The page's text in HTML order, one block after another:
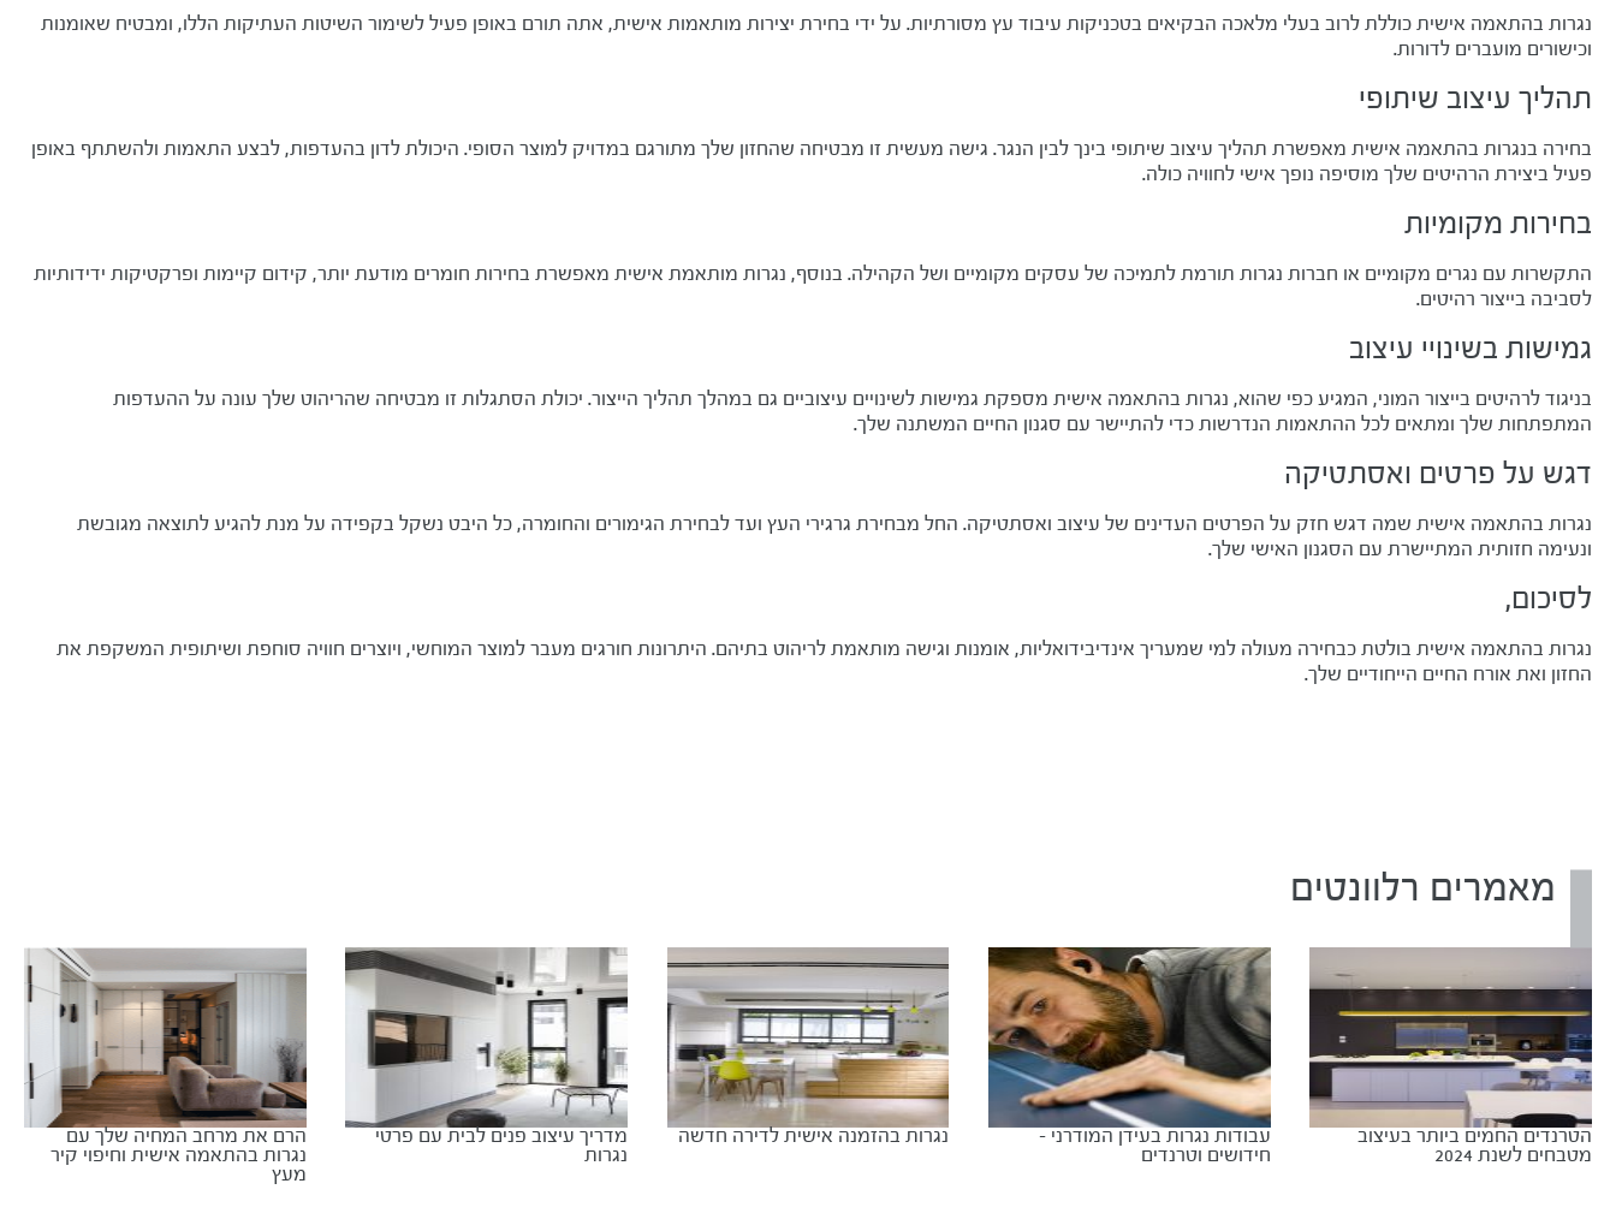
נגרות בהתאמה אישית כוללת לרוב בעלי מלאכה הבקיאים בטכניקות עיבוד עץ מסורתיות. על ידי בחירת יצירות מותאמות אישית, אתה תורם באופן פעיל לשימור השיטות העתיקות הללו, ומבטיח שאומנות
וכישורים מועברים לדורות.
תהליך עיצוב שיתופי
בחירה בנגרות בהתאמה אישית מאפשרת תהליך עיצוב שיתופי בינך לבין הנגר. גישה מעשית זו מבטיחה שהחזון שלך מתורגם במדויק למוצר הסופי. היכולת לדון בהעדפות, לבצע התאמות ולהשתתף באופן
פעיל ביצירת הרהיטים שלך מוסיפה נופך אישי לחוויה כולה.
בחירות מקומיות
התקשרות עם נגרים מקומיים או חברות נגרות תורמת לתמיכה של עסקים מקומיים ושל הקהילה. בנוסף, נגרות מותאמת אישית מאפשרת בחירות חומרים מודעת יותר, קידום קיימות ופרקטיקות ידידותיות
לסביבה בייצור רהיטים.
גמישות בשינויי עיצוב
בניגוד לרהיטים בייצור המוני, המגיע כפי שהוא, נגרות בהתאמה אישית מספקת גמישות לשינויים עיצוביים גם במהלך תהליך הייצור. יכולת הסתגלות זו מבטיחה שהריהוט שלך עונה על ההעדפות
המתפתחות שלך ומתאים לכל ההתאמות הנדרשות כדי להתיישר עם סגנון החיים המשתנה שלך.
דגש על פרטים ואסתטיקה
נגרות בהתאמה אישית שמה דגש חזק על הפרטים העדינים של עיצוב ואסתטיקה. החל מבחירת גרגירי העץ ועד לבחירת הגימורים והחומרה, כל היבט נשקל בקפידה על מנת להגיע לתוצאה מגובשת
ונעימה חזותית המתיישרת עם הסגנון האישי שלך.
לסיכום,
נגרות בהתאמה אישית בולטת כבחירה מעולה למי שמעריך אינדיבידואליות, אומנות וגישה מותאמת לריהוט בתיהם. היתרונות חורגים מעבר למוצר המוחשי, ויוצרים חוויה סוחפת ושיתופית המשקפת את
החזון ואת אורח החיים הייחודיים שלך.
מאמרים רלוונטים
הטרנדים החמים ביותר בעיצוב
מטבחים לשנת 2024
עבודות נגרות בעידן המודרני –
חידושים וטרנדים
נגרות בהזמנה אישית לדירה חדשה
מדריך עיצוב פנים לבית עם פרטי
נגרות
הרם את מרחב המחיה שלך עם
נגרות בהתאמה אישית וחיפוי קיר
מעץ